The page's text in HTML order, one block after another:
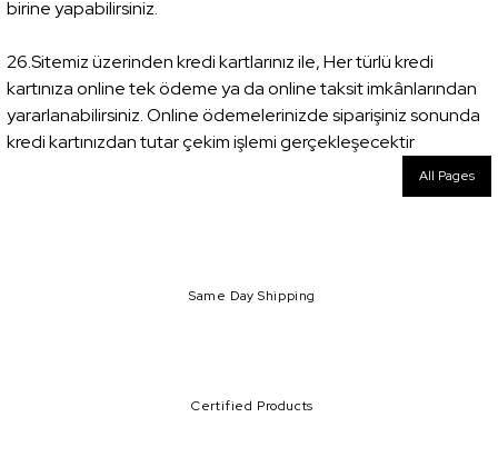
birine yapabilirsiniz.
26.Sitemiz üzerinden kredi kartlarınız ile, Her türlü kredi
kartınıza online tek ödeme ya da online taksit imkânlarından
yararlanabilirsiniz. Online ödemelerinizde siparişiniz sonunda
kredi kartınızdan tutar çekim işlemi gerçekleşecektir
All Pages
Same Day Shipping
Certified Products